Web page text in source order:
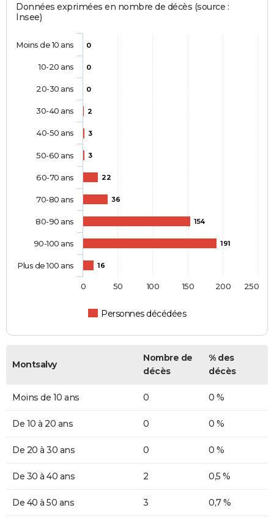
Données exprimées en nombre de décès (source :
Insee)
0
0
0
2
3
3
22
36
154
191
16
Personnes décédées
Moins de 10 ans
10-20 ans
20-30 ans
30-40 ans
40-50 ans
50-60 ans
60-70 ans
70-80 ans
80-90 ans
90-100 ans
Plus de 100 ans
0 50 100 150 200 250
Montsalvy
Nombre de
décès
% des
décès
Moins de 10 ans 0 0 %
De 10 à 20 ans 0 0 %
De 20 à 30 ans 0 0 %
De 30 à 40 ans 2 0,5 %
De 40 à 50 ans 3 0,7 %